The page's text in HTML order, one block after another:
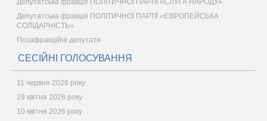
Депутатська фракція ПОЛІТИЧНОЇ ПАРТІЇ «СЛУГА НАРОДУ»
Депутатська фракція ПОЛІТИЧНОЇ ПАРТІЇ «ЄВРОПЕЙСЬКА
СОЛІДАРНІСТЬ»
Позафракційні депутати
СЕСІЙНІ ГОЛОСУВАННЯ
11 червня 2026 року
29 квітня 2026 року
10 квітня 2026 року